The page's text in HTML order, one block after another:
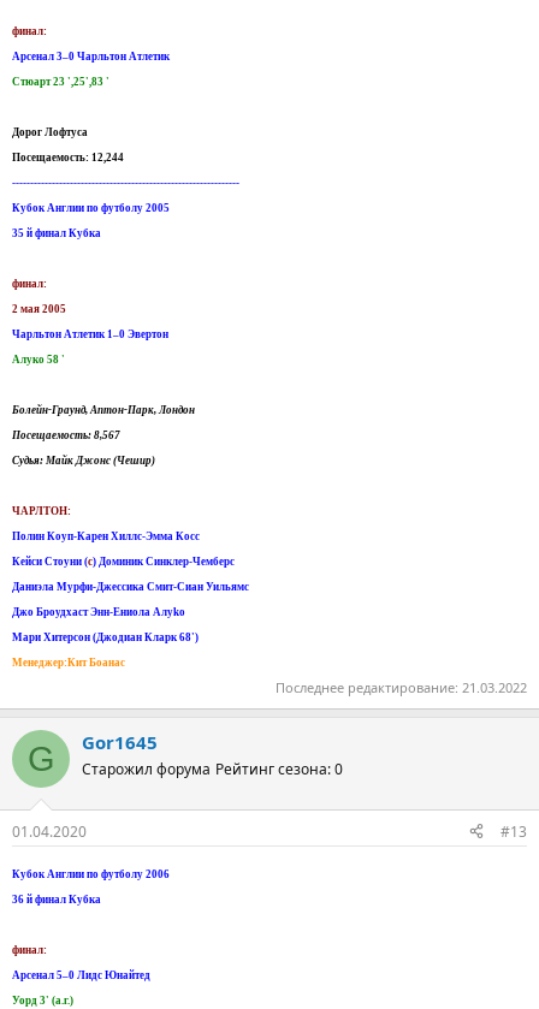
финал:
Арсенал 3–0 Чарльтон Атлетик
Стюарт 23 ',25',83 '
Дорог Лофтуса
Посещаемость: 12,244
---------------------------------------------------------------
Кубок Англии по футболу 2005
35 й финал Кубка
финал:
2 мая 2005
Чарльтон Атлетик 1–0 Эвертон
Алуко 58 '
Болейн-Граунд, Аптон-Парк, Лондон
Посещаемость: 8,567
Судья: Майк Джонс (Чешир)
ЧАРЛТОН:
Полин Коуп-Карен Хиллс-Эмма Косс
Кейси Стоуни (c) Доминик Синклер-Чемберс
Даниэла Мурфи-Джессика Смит-Сиан Уильямс
Джо Броудхаст Энн-Eниолa Aлуko
Мари Хитерсон (Джодиан Кларк 68')
Менеджер:Кит Боанас
Последнее редактирование: 21.03.2022
G Gor1645
Старожил форума Рейтинг сезона: 0
01.04.2020 #13
Кубок Англии по футболу 2006
36 й финал Кубка
финал:
Арсенал 5–0 Лидс Юнайтед
Уорд 3' (а.г.)